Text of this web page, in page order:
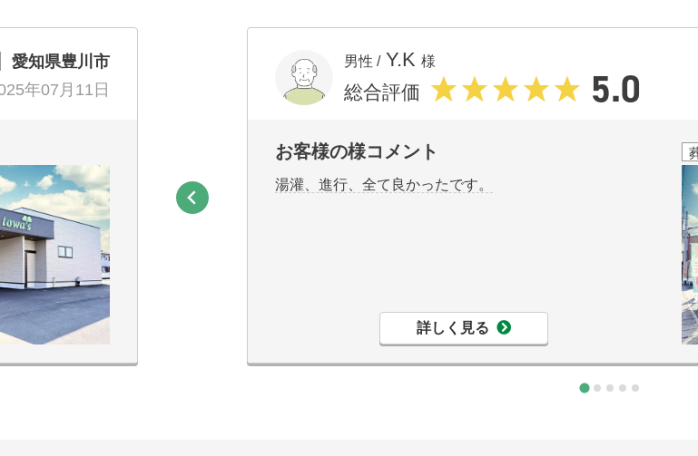
年07月11日
愛知県豊川市 男性 /Y.K 様
総合評価 5.0
お客様の様コメント
湯灌、進行、全て良かったです。
詳しく見る